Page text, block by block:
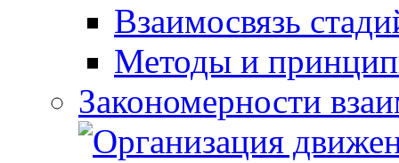
Взаимосвязь
Методы и
Закономерности